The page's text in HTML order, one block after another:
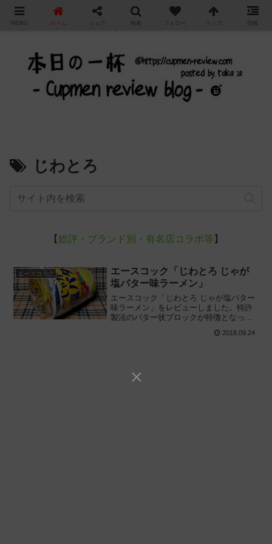
カップ麺の新商品をレビュー / アレンジするブログ
じわとろ
【総評・ブランド別・有名店コラボ等 】
エースコック
エースコック「じわとろ じゃが
塩バター味ラーメン」
エースコック「じわとろ じゃが塩バター
味ラーメン」をレビューしました。特許
製法のバター状ブロックが特徴となって
バターとポテトが嬉しい秋向けのカップ
2018.09.24
MENU ホーム シェア 検索 フォロー トップ 情報